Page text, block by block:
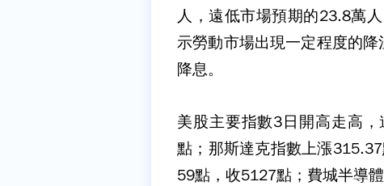
人，遠低市場預期的23.8萬
示勞動市場出現一定程度的
降息。
美股主要指數3日開高走高
點；那斯達克指數上漲
59點，收5127點；費城半導